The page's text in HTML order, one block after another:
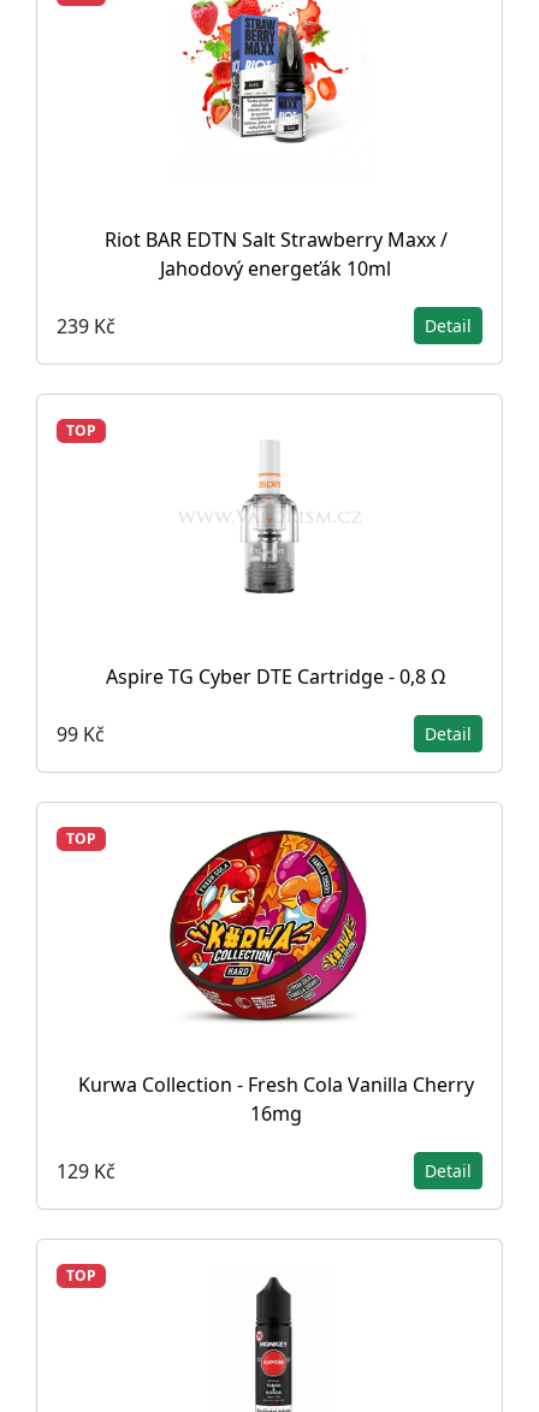
Riot BAR EDTN Salt Strawberry Maxx /
Jahodový energeťák 10ml
239 Kč Detail
TOP
Aspire TG Cyber DTE Cartridge - 0,8 Ω
99 Kč Detail
TOP
Kurwa Collection - Fresh Cola Vanilla Cherry
16mg
129 Kč Detail
TOP